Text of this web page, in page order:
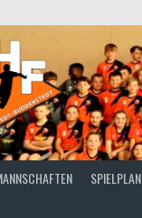
SPIELPLAN